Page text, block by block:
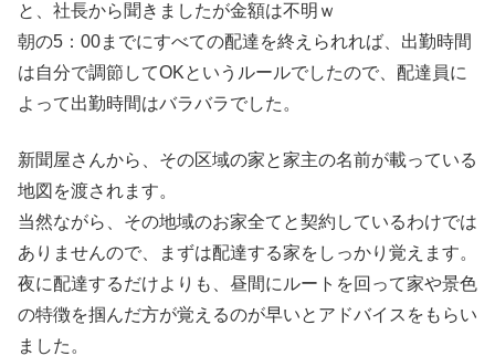
と、社長から聞きましたが金額は不明ｗ
朝の5：00までにすべての配達を終えられれば、出勤時間
は自分で調節してOKというルールでしたので、配達員に
よって出勤時間はバラバラでした。
新聞屋さんから、その区域の家と家主の名前が載っている
地図を渡されます。
当然ながら、その地域のお家全てと契約しているわけでは
ありませんので、まずは配達する家をしっかり覚えます。
夜に配達するだけよりも、昼間にルートを回って家や景色
の特徴を掴んだ方が覚えるのが早いとアドバイスをもらい
ました。